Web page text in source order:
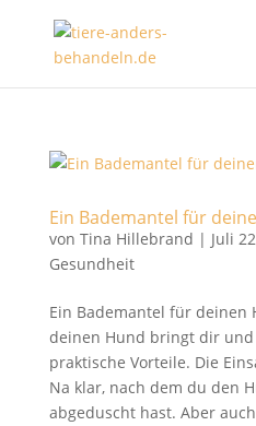
Ein Bademantel für
von Tina Hillebrand | Juli
Gesundheit
Ein Bademantel für deinen
deinen Hund bringt dir
praktische Vorteile. Die
Na klar, nach dem du den
abgeduscht hast. Aber